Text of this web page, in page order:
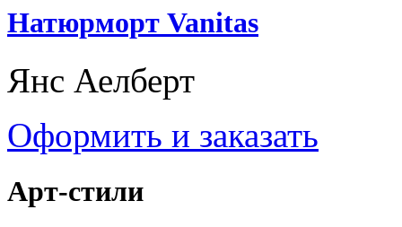
Натюрморт Vanitas
Янс Аелберт
Оформить и заказать
Арт-стили